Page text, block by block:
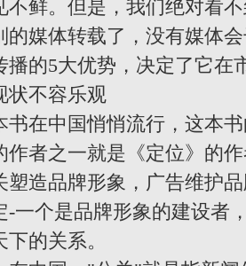
不鲜。但是，我们绝对看
的媒体转载了，没有媒体
播的5大优势，决定了它在
状不容乐观
书在中国悄悄流行，这本
作者之一就是《定位》的
塑造品牌形象，广告维护
-一个是品牌形象的建设者
的关系。